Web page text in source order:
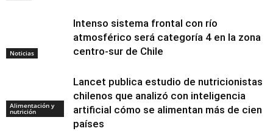
Noticias
Intenso sistema frontal con río
atmosférico será categoría 4 en la zona
centro-sur de Chile
Alimentación y
nutrición
Lancet publica estudio de nutricionistas
chilenos que analizó con inteligencia
artificial cómo se alimentan más de cien
países